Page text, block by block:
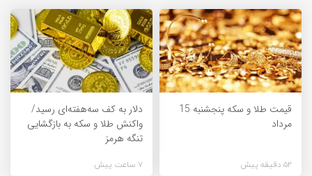
قیمت طلا و سکه پنجشنبه 15
مرداد
52 دقیقه پیش
دلار به کف سه‌هفته‌ای رسید/
واکنش طلا و سکه به بازگشایی
تنگه هرمز
7 ساعت پیش